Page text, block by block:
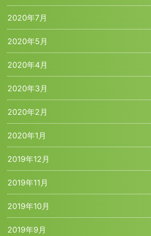
2020年7月
2020年5月
2020年4月
2020年3月
2020年2月
2020年1月
2019年12月
2019年11月
2019年10月
2019年9月